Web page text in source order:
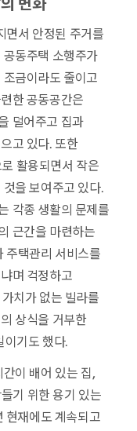
변화
면서 안정된 주거를
동주택 소행주가
금이라도 줄이고
한 공동공간은
덜어주고 집과
고 있다. 또한
활용되면서 작은
을 보여주고 있다.
각종 생활의 문제를
근간을 마련하는
주택관리 서비스를
며 걱정하고
치가 없는 빌라를
상식을 거부한
이기도 했다.
이 배어 있는 집,
기 위한 용기 있는
현재에도 계속되고